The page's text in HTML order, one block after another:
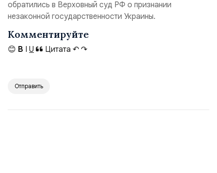
обратились в Верховный суд РФ о признании
незаконной государственности Украины.
Комментируйте
😊 B I U Цитата ↶ ↷
Отправить